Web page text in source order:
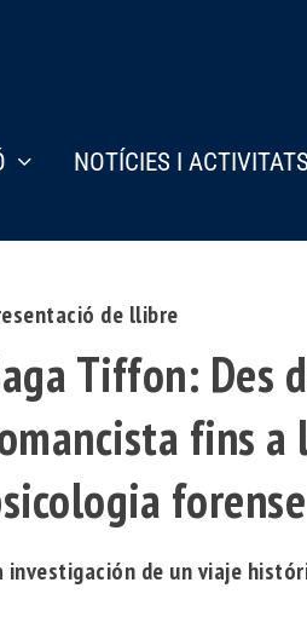
NOTÍCIES I ACTIVITATS
de llibre
Tiffon: Des
fins
forense
investigación de un viaje